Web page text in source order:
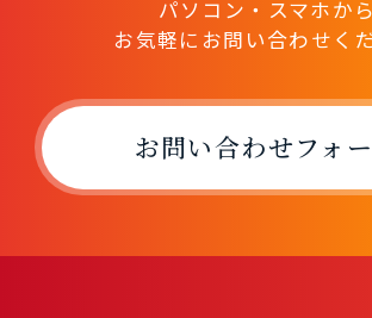
パソコン・スマホから
お気軽にお問い合わせく
お問い合わせフォ